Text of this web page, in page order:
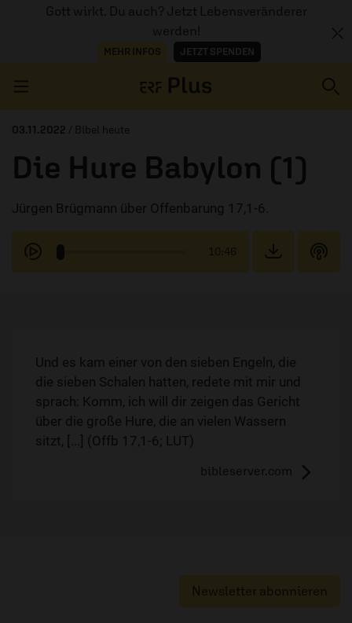
Gott wirkt. Du auch? Jetzt Lebensveränderer
werden!
MEHR INFOS JETZT SPENDEN
AUDIOTHEK
PROGRAMM
03.11.2022 / Bibel heute
Die Hure Babylon (1)
Jürgen Brügmann über Offenbarung 17,1-6.
10:46
Und es kam einer von den sieben Engeln, die
die sieben Schalen hatten, redete mit mir und
sprach: Komm, ich will dir zeigen das Gericht
über die große Hure, die an vielen Wassern
sitzt, [...] (Offb 17,1-6; LUT)
bibleserver.com
Newsletter abonnieren